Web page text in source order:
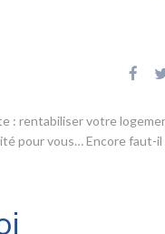
: rentabiliser votre
pour vous… Encore faut-il